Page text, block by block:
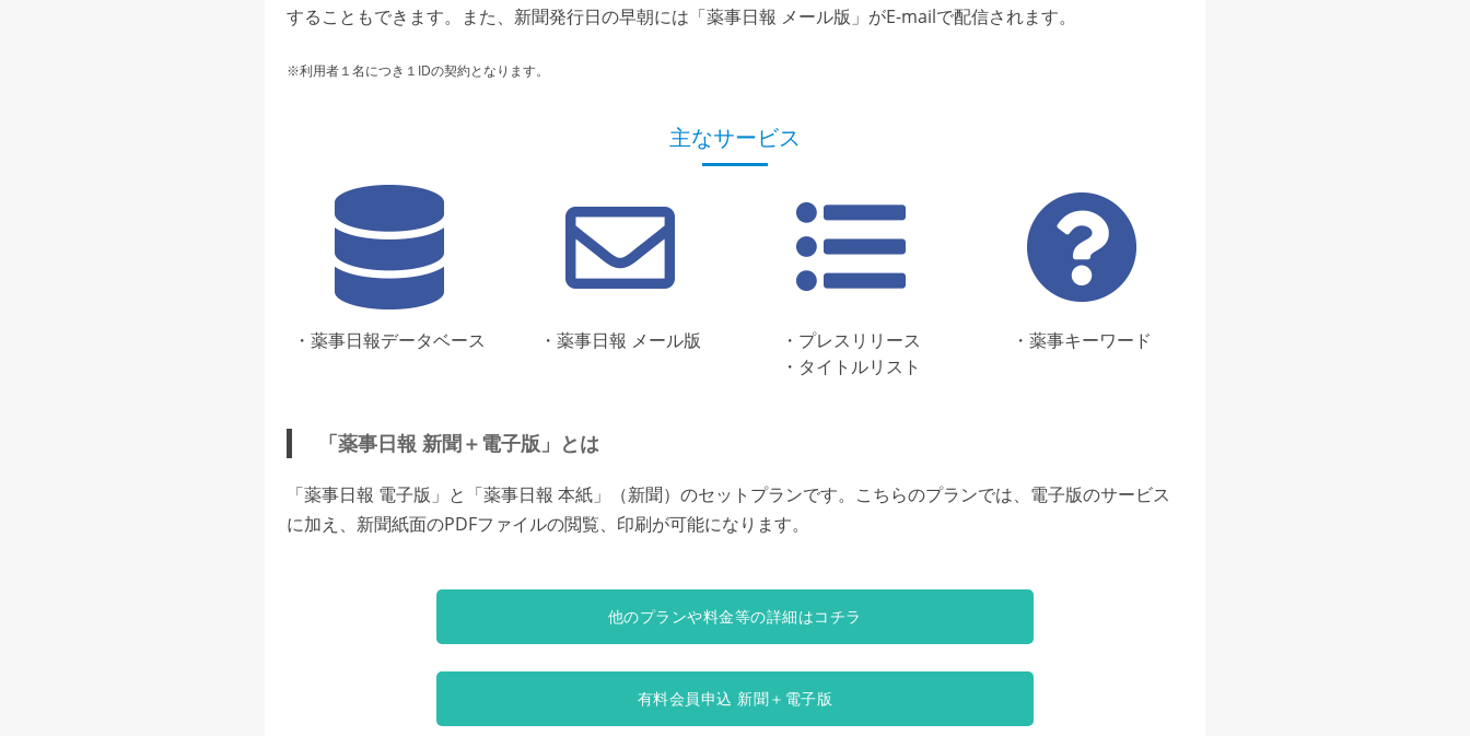
することもできます。また、新聞発行日の早朝には「薬事日報 メール版」がE-mailで配信されます。
※利用者１名につき１IDの契約となります。
主なサービス
・薬事日報データベース ・薬事日報 メール版
・プレスリリース
・タイトルリスト
・薬事キーワード
「薬事日報 新聞＋電子版」とは
「薬事日報 電子版」と「薬事日報 本紙」（新聞）のセットプランです。こちらのプランでは、電子版のサービス
に加え、新聞紙面のPDFファイルの閲覧、印刷が可能になります。
他のプランや料金等の詳細はコチラ
有料会員申込 新聞＋電子版